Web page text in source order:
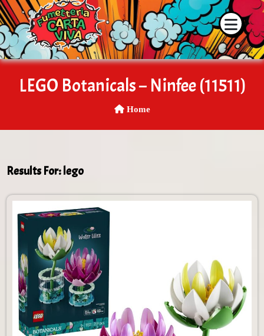
disponibilità dei prodotti contattaci su WhatsApp o tramite
LEGO Botanicals – Ninfee (11511)
Home
Results For:lego